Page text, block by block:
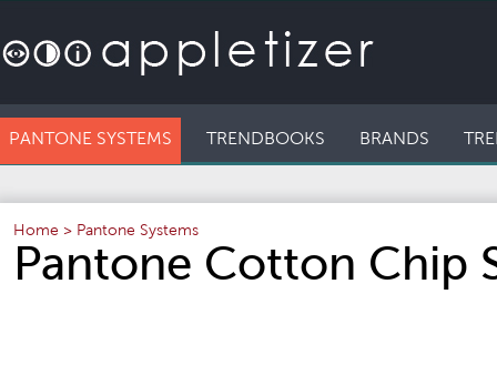
PANTONE SYSTEMS TRENDBOOKS BRANDS
Home > Pantone Systems
Pantone Cotton Chip